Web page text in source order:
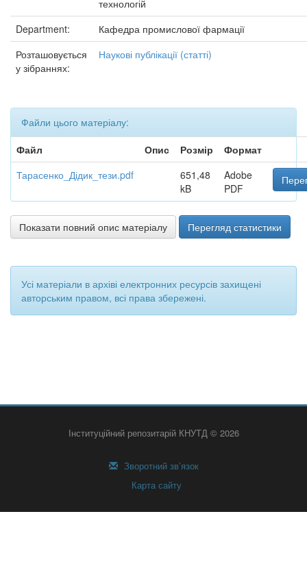
технологій
Department:
Кафедра промислової фармації
Розташовується
у зібраннях:
Наукові публікації (статті)
Файли цього матеріалу:
Файл
Опис Розмір
Формат
Тарасенко_Дідик_тези.pdf
651,48
kB
Adobe
PDF
Показати повний опис матеріалу Перегляд статистики
Усі матеріали в архіві електронних ресурсів захищені
авторським правом, всі права збережені.
Інституційний репозитарій КНУТД © 2026
Зворотний зв’язок
Карта сайту